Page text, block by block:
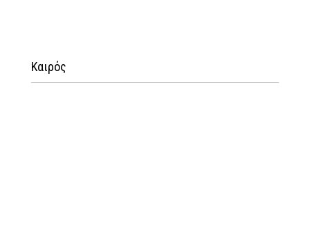
Καιρός